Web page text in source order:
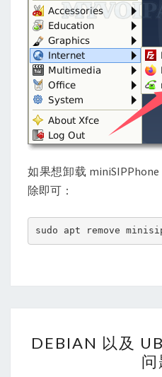
如果想卸载
除即可：
sudo apt remove
DEBIAN 以及
问